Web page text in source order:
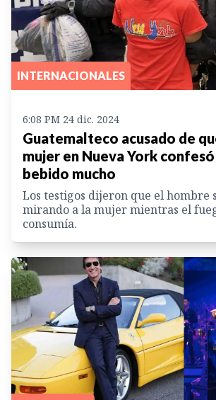
INTERNACIONALES
6:08 PM 24 dic. 2024
Guatemalteco acusado de
mujer en Nueva York
bebido mucho
Los testigos dijeron que el hombre
mirando a la mujer mientras el
consumía.